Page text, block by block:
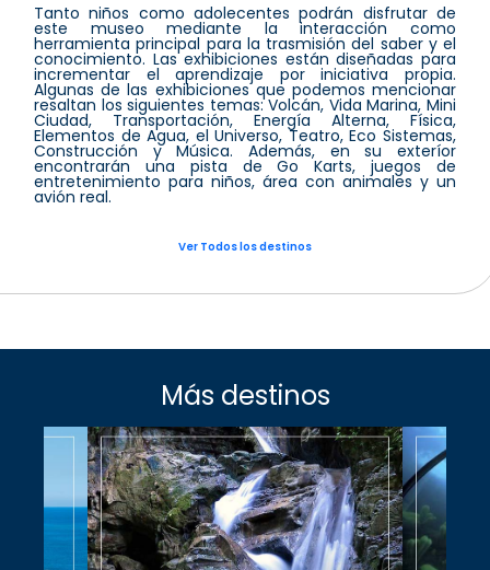
Tanto niños como adolecentes podrán disfrutar de
este museo mediante la interacción como
herramienta principal para la trasmisión del saber y el
conocimiento. Las exhibiciones están diseñadas para
incrementar el aprendizaje por iniciativa propia.
Algunas de las exhibiciones que podemos mencionar
resaltan los siguientes temas: Volcán, Vida Marina, Mini
Ciudad, Transportación, Energía Alterna, Física,
Elementos de Agua, el Universo, Teatro, Eco Sistemas,
Construcción y Música. Además, en su exteríor
encontrarán una pista de Go Karts, juegos de
entretenimiento para niños, área con animales y un
avión real.
Ver Todos los destinos
Más destinos